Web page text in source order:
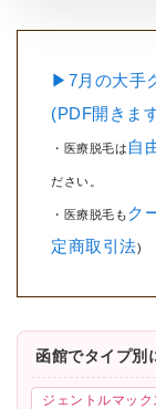
▶7月の大手
(PDF開きま
・医療脱毛は 自
ださい。
・医療脱毛も ク
定商取引法)
函館でタイプ別
ジェントルマック